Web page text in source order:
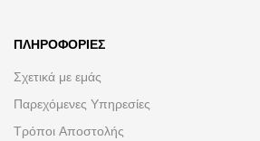
ΠΛΗΡΟΦΟΡΊΕΣ
Σχετικά με εμάς
Παρεχόμενες Υπηρεσίες
Τρόποι Αποστολής